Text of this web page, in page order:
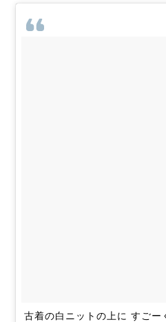
古着の白ニットの上に すごー